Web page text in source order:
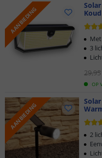
AANBIEDING
OP
29,95
3
AANBIEDING
2